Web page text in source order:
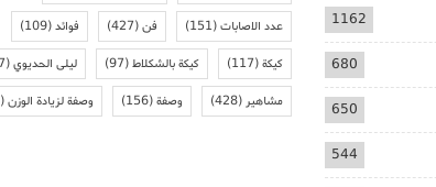
1162
680
650
544
عدد الاصابات(151) فن(427) فوائد(109)
كيكة(117) كيكة بالشكلاط(97) ليلى الحديوي(97)
مشاهير(428) وصفة(156) وصفة لزيادة الوزن(138)